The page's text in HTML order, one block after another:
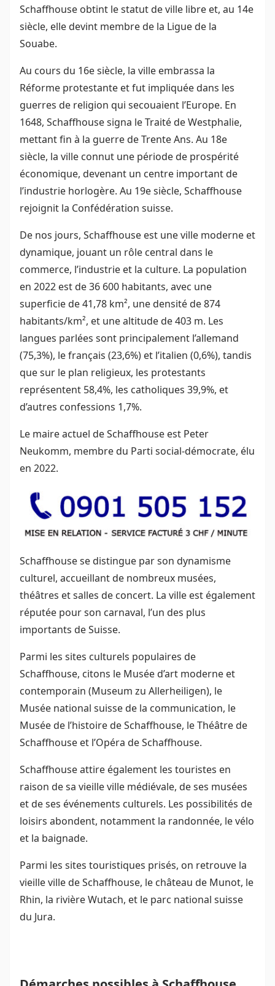
Schaffhouse obtint le statut de ville libre et, au 14e
siècle, elle devint membre de la Ligue de la
Souabe.
Au cours du 16e siècle, la ville embrassa la
Réforme protestante et fut impliquée dans les
guerres de religion qui secouaient l’Europe. En
1648, Schaffhouse signa le Traité de Westphalie,
mettant fin à la guerre de Trente Ans. Au 18e
siècle, la ville connut une période de prospérité
économique, devenant un centre important de
l’industrie horlogère. Au 19e siècle, Schaffhouse
rejoignit la Confédération suisse.
De nos jours, Schaffhouse est une ville moderne et
dynamique, jouant un rôle central dans le
commerce, l’industrie et la culture. La population
en 2022 est de 36 600 habitants, avec une
superficie de 41,78 km², une densité de 874
habitants/km², et une altitude de 403 m. Les
langues parlées sont principalement l’allemand
(75,3%), le français (23,6%) et l’italien (0,6%), tandis
que sur le plan religieux, les protestants
représentent 58,4%, les catholiques 39,9%, et
d’autres confessions 1,7%.
Le maire actuel de Schaffhouse est Peter
Neukomm, membre du Parti social-démocrate, élu
en 2022.
Schaffhouse se distingue par son dynamisme
culturel, accueillant de nombreux musées,
théâtres et salles de concert. La ville est également
réputée pour son carnaval, l’un des plus
importants de Suisse.
Parmi les sites culturels populaires de
Schaffhouse, citons le Musée d’art moderne et
contemporain (Museum zu Allerheiligen), le
Musée national suisse de la communication, le
Musée de l’histoire de Schaffhouse, le Théâtre de
Schaffhouse et l’Opéra de Schaffhouse.
Schaffhouse attire également les touristes en
raison de sa vieille ville médiévale, de ses musées
et de ses événements culturels. Les possibilités de
loisirs abondent, notamment la randonnée, le vélo
et la baignade.
Parmi les sites touristiques prisés, on retrouve la
vieille ville de Schaffhouse, le château de Munot, le
Rhin, la rivière Wutach, et le parc national suisse
du Jura.